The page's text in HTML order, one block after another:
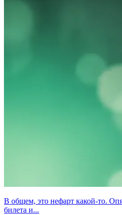
В общем, это нефарт какой-то.
билета и...